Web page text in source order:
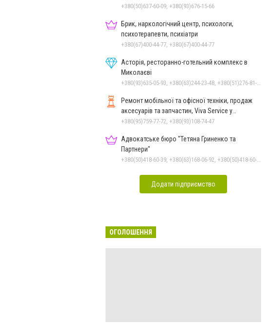
+380(50)637-60-09, +380(93)676-15-66
Брик, наркологічний центр, психологи,
психотерапевти, психіатри
+380(67)400-44-77, +380(67)400-44-77
Асторія, ресторанно-готельний комплекс в
Миколаєві
Ремонт мобільної та офісної техніки, продаж
аксесуарів та запчастин, Viva Service у
Миколаєві
+380(95)759-77-72, +380(93)108-74-47
Адвокатське бюро "Тетяна Гриненко та
Партнери"
Додати підприємство
ОГОЛОШЕННЯ